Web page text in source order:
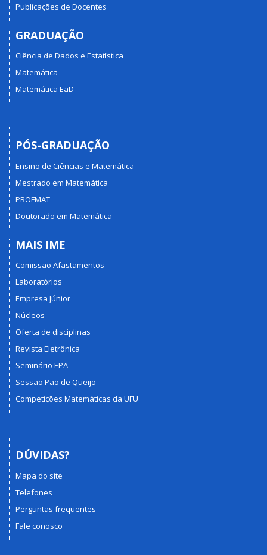
Publicações de Docentes
GRADUAÇÃO
Ciência de Dados e Estatística
Matemática
Matemática EaD
PÓS-GRADUAÇÃO
Ensino de Ciências e Matemática
Mestrado em Matemática
PROFMAT
Doutorado em Matemática
MAIS IME
Comissão Afastamentos
Laboratórios
Empresa Júnior
Núcleos
Oferta de disciplinas
Revista Eletrônica
Seminário EPA
Sessão Pão de Queijo
Competições Matemáticas da UFU
DÚVIDAS?
Mapa do site
Telefones
Perguntas frequentes
Fale conosco